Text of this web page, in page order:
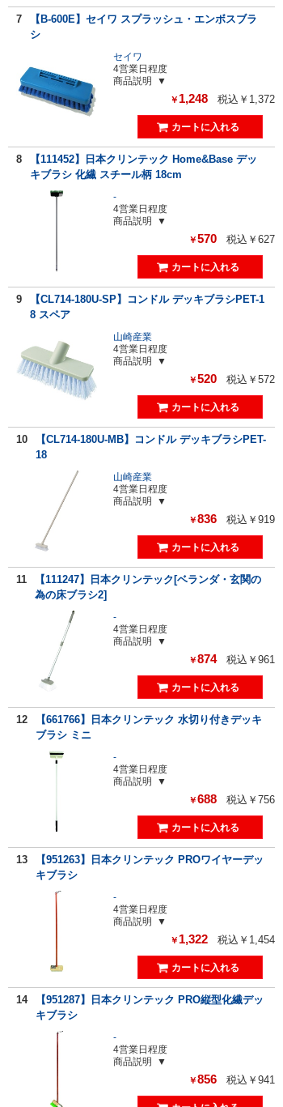
7
【B-600E】セイワ スプラッシュ・エンボスブラ
シ
セイワ
4営業日程度
商品説明
￥ 1,248 税込￥1,372
8
【111452】日本クリンテック Home&Base デッ
キブラシ 化繊 スチール柄 18cm
-
4営業日程度
商品説明
￥570 税込￥627
9
【CL714-180U-SP】コンドル デッキブラシPET-1
8 スペア
山崎産業
4営業日程度
商品説明
￥520 税込￥572
10
【CL714-180U-MB】コンドル デッキブラシPET-
18
山崎産業
4営業日程度
商品説明
￥836 税込￥919
11
【111247】日本クリンテック[ベランダ・玄関の
為の床ブラシ2]
-
4営業日程度
商品説明
￥874 税込￥961
12
【661766】日本クリンテック 水切り付きデッキ
ブラシ ミニ
-
4営業日程度
商品説明
￥688 税込￥756
13
【951263】日本クリンテック PROワイヤーデッ
キブラシ
-
4営業日程度
商品説明
￥ 1,322 税込￥1,454
14
【951287】日本クリンテック PRO縦型化繊デッ
キブラシ
-
4営業日程度
商品説明
￥856 税込￥941